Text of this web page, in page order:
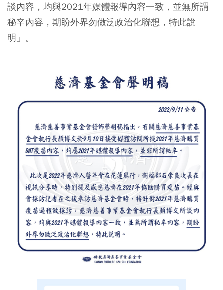
談內容，均與2021年媒體報導內容一致，並無所謂
秘辛內容，期盼外界勿做泛政治化聯想，特此說
明」。